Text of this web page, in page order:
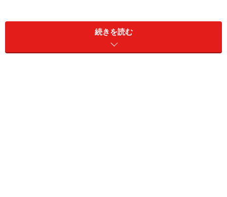
お菓子屋さんのショーウィンドウもイースター！写真はデュ
ッセルドルフの名店「ハイネマン」
続きを読む